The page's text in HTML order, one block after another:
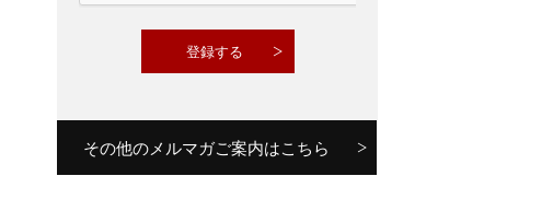
その他のメルマガご案内はこちら